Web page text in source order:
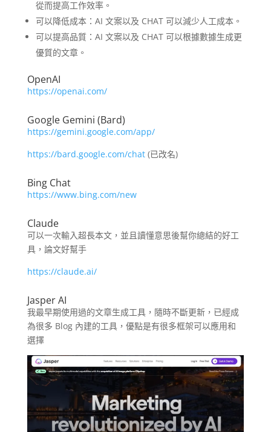
從而提高工作效率。
可以降低成本：AI 文案以及 CHAT 可以減少人工成本。
可以提高品質：AI 文案以及 CHAT 可以根據數據生成更
優質的文章。
OpenAI
https://openai.com/
Google Gemini (Bard)
https://gemini.google.com/app/
https://bard.google.com/chat(已改名)
Bing Chat
https://www.bing.com/new
Claude
可以一次輸入超長本文，並且讀懂意思後幫你總結的好工
具，論文好幫手
https://claude.ai/
Jasper AI
我最早期使用過的文章生成工具，隨時不斷更新，已經成
為很多 Blog 內建的工具，優點是有很多框架可以應用和
選擇